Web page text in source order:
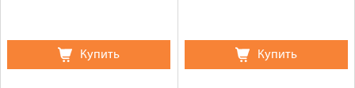
Купить Купить